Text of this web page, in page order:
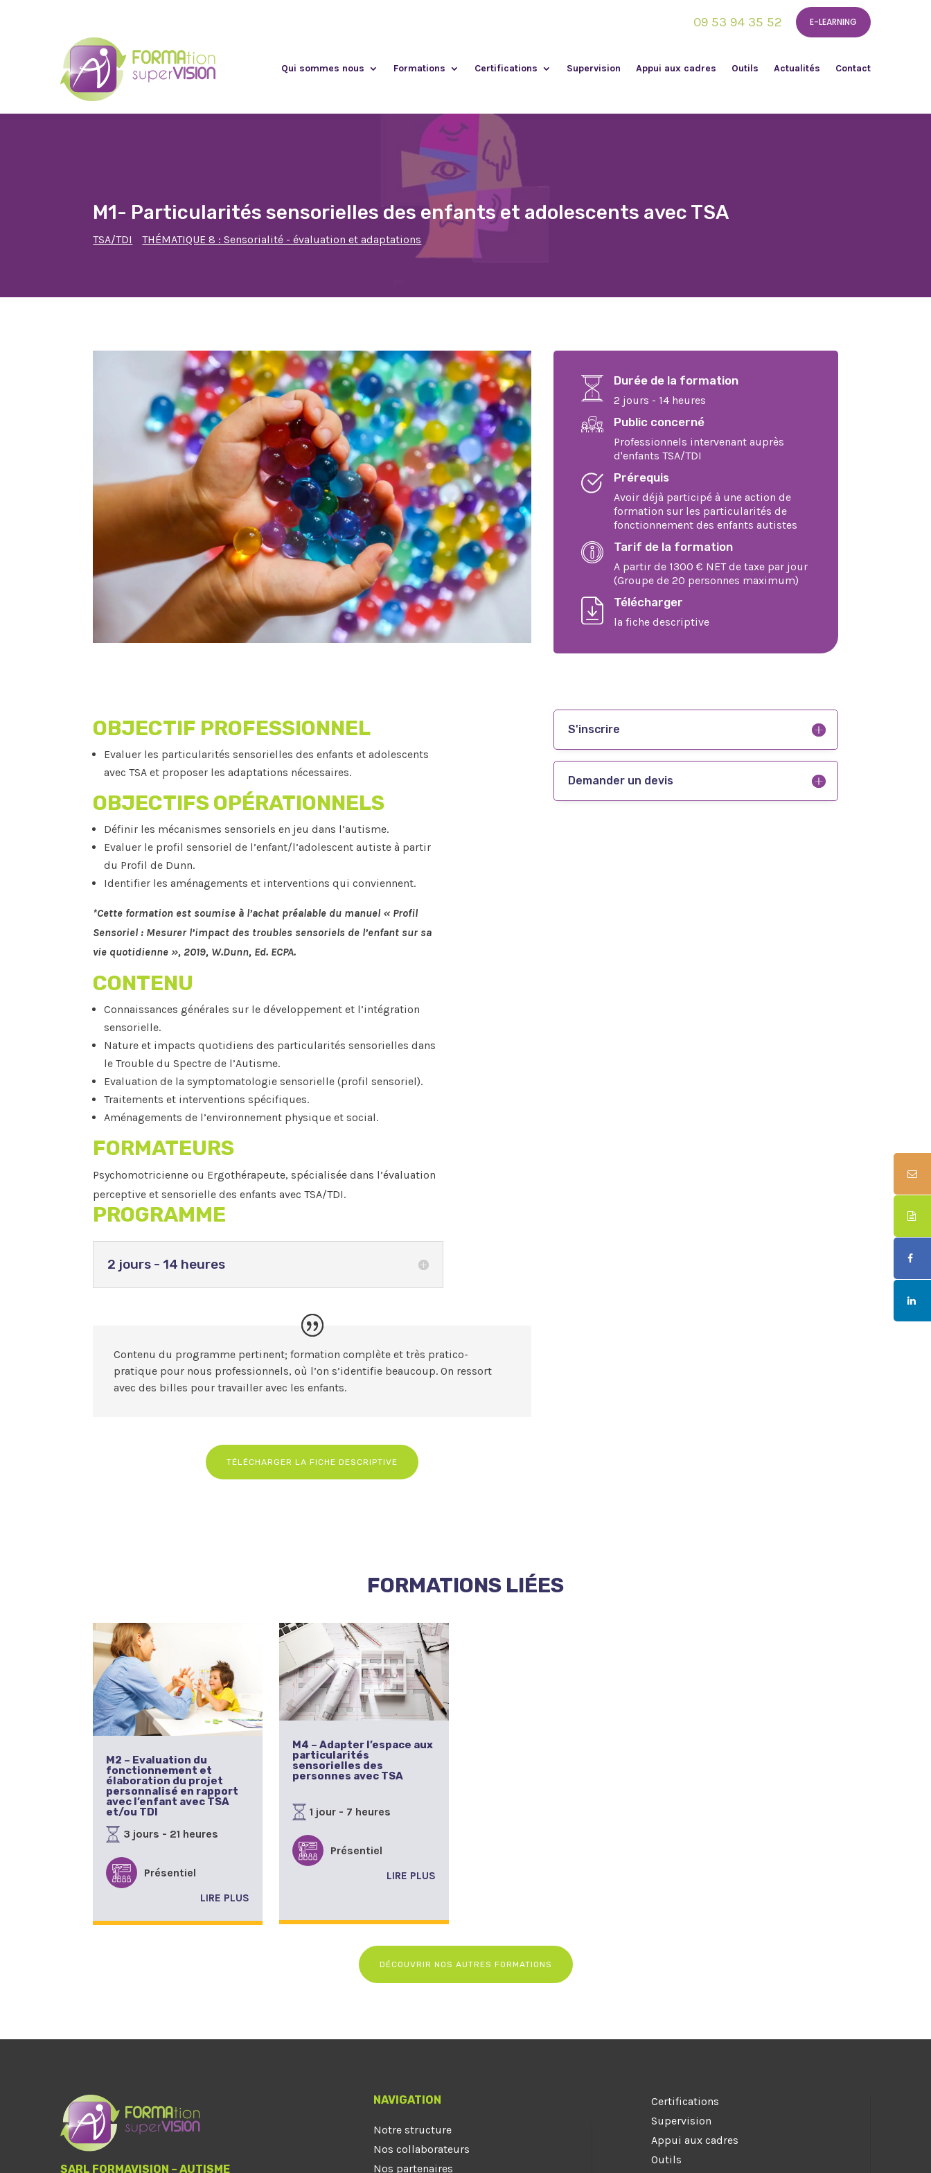
09 53 94 35 52 E-LEARNING
Qui sommes nous Formations Certifications Supervision Appui aux cadres Outils Actualités Contact
M1- Particularités sensorielles des enfants et adolescents avec TSA
TSA/TDI THÉMATIQUE 8 : Sensorialité - évaluation et adaptations
Durée de la formation
2 jours - 14 heures
Public concerné
Professionnels intervenant auprès
d'enfants TSA/TDI
Prérequis
Avoir déjà participé à une action de
formation sur les particularités de
fonctionnement des enfants autistes
Tarif de la formation
A partir de 1300 € NET de taxe par jour
(Groupe de 20 personnes maximum)
Télécharger
la fiche descriptive
OBJECTIF PROFESSIONNEL
Evaluer les particularités sensorielles des enfants et adolescents
avec TSA et proposer les adaptations nécessaires.
OBJECTIFS OPÉRATIONNELS
Définir les mécanismes sensoriels en jeu dans l’autisme.
Evaluer le profil sensoriel de l’enfant/l’adolescent autiste à partir
du Profil de Dunn.
Identifier les aménagements et interventions qui conviennent.
*Cette formation est soumise à l’achat préalable du manuel « Profil
Sensoriel : Mesurer l’impact des troubles sensoriels de l’enfant sur sa
vie quotidienne », 2019, W.Dunn, Ed. ECPA.
CONTENU
Connaissances générales sur le développement et l’intégration
sensorielle.
Nature et impacts quotidiens des particularités sensorielles dans
le Trouble du Spectre de l’Autisme.
Evaluation de la symptomatologie sensorielle (profil sensoriel).
Traitements et interventions spécifiques.
Aménagements de l’environnement physique et social.
FORMATEURS
Psychomotricienne ou Ergothérapeute, spécialisée dans l’évaluation
perceptive et sensorielle des enfants avec TSA/TDI.
PROGRAMME
2 jours - 14 heures
Contenu du programme pertinent; formation complète et très pratico-
pratique pour nous professionnels, où l’on s’identifie beaucoup. On ressort
avec des billes pour travailler avec les enfants.
TÉLÉCHARGER LA FICHE DESCRIPTIVE
S'inscrire
Demander un devis
FORMATIONS LIÉES
M2 – Evaluation du
fonctionnement et
élaboration du projet
personnalisé en rapport
avec l’enfant avec TSA
et/ou TDI
3 jours - 21 heures
Présentiel
LIRE PLUS
M4 – Adapter l’espace aux
particularités
sensorielles des
personnes avec TSA
1 jour - 7 heures
Présentiel
LIRE PLUS
DÉCOUVRIR NOS AUTRES FORMATIONS
SARL FORMAVISION – AUTISME
NAVIGATION
Notre structure
Nos collaborateurs
Nos partenaires
Certifications
Supervision
Appui aux cadres
Outils